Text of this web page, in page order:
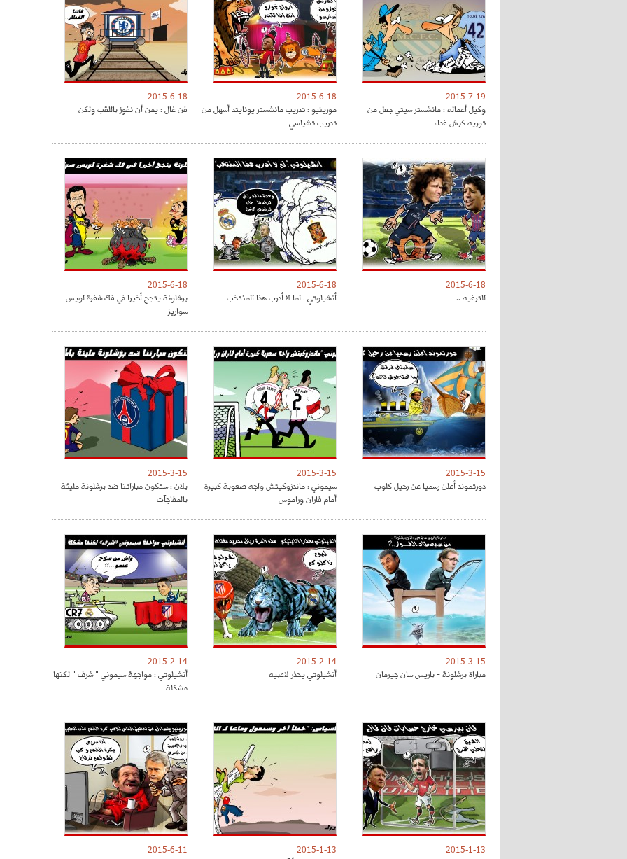
2015-7-19
وكيل أعماله : مانشستر سيتي جعل من
توريه كبش فداء
2015-6-18
مورينيو : تدريب مانشستر يونايتد أسهل من
تدريب تشيلسي
2015-6-18
فن غال : يمن أن نفوز باللقب ولكن
2015-6-18
للترفيه ..
2015-6-18
أنشيلوتي : لما لا أدرب هذا المنتخب
2015-6-18
برشلونة يتجح أخيرا في فك شفرة لويس
سواريز
2015-3-15
دورتموند أعلن رسميا عن رحيل كلوب
2015-3-15
سيموني : ماندزوكيتش واجه صعوبة كبيرة
أمام فاران وراموس
2015-3-15
بلان : ستكون مباراتنا ضد برشلونة مليئة
بالمفاجآت
2015-3-15
مباراة برشلونة - باريس سان جيرمان
2015-2-14
أنشيلوتي يحذر لاعبيه
2015-2-14
أنشيلوتي : مواجهة سيموني " شرف " لكنها
مشكلة
2015-1-13
2015-1-13
2015-6-11